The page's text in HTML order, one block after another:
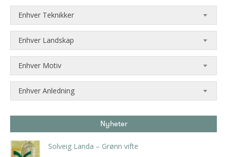
Enhver Teknikker
Enhver Landskap
Enhver Motiv
Enhver Anledning
Nyheter
Solveig Landa – Grønn vifte